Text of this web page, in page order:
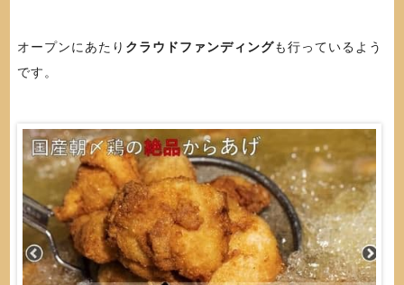
オープンにあたり クラウドファンディングも行っているよう
です。